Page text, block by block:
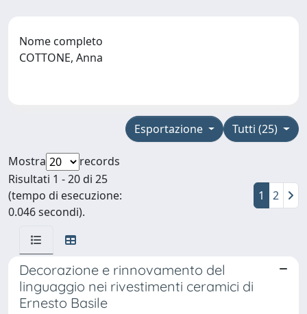
Nome completo
COTTONE, Anna
Tutti (25)
Esportazione
Mostra
records
Risultati 1 - 20 di 25
(tempo di esecuzione:
0.046 secondi).
1 2
Decorazione e rinnovamento del
linguaggio nei rivestimenti ceramici di
Ernesto Basile